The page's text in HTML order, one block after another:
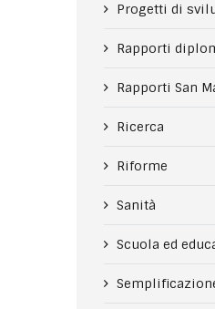
Progetti di
Rapporti
Rapporti San
Ricerca
Riforme
Sanità
Scuola ed